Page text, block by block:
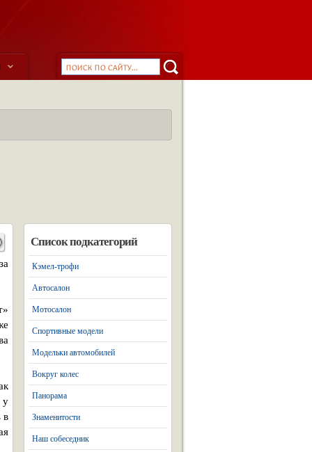
у
в
Список подкатегорий
Кэмел-трофи
Автосалон
Мотосалон
Спортивные модели
Модельки автомобилей
Вокруг колес
Панорама
Знаменитости
Наш собеседник